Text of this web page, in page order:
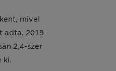
mivel
adta, 2019-
2,4-szer
ki.